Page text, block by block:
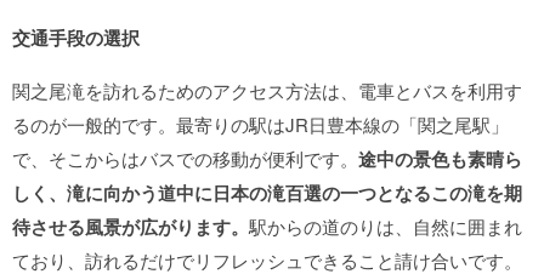
交通手段の選択
関之尾滝を訪れるためのアクセス方法は、電車とバスを利用す
るのが一般的です。最寄りの駅はJR日豊本線の「関之尾駅」
で、そこからはバスでの移動が便利です。 途中の景色も素晴ら
しく、滝に向かう道中に日本の滝百選の一つとなるこの滝を期
待させる風景が広がります。駅からの道のりは、自然に囲まれ
ており、訪れるだけでリフレッシュできること請け合いです。